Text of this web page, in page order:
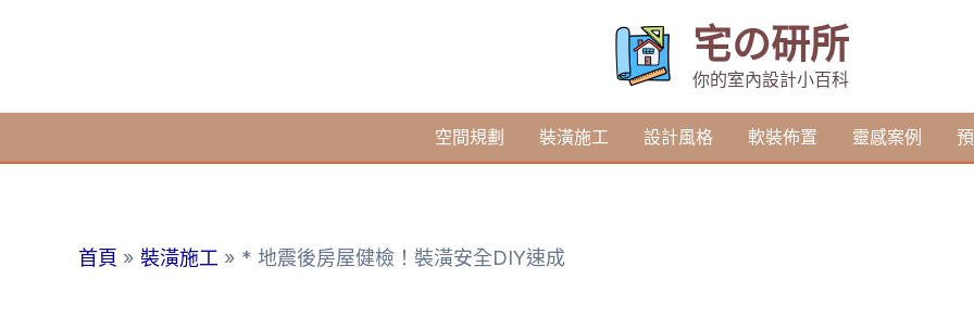
要
宅の研所
你的室內設計小百科
空間規劃 裝潢施工 設計風格 軟裝佈置 靈感案例
首頁 裝潢施工 * 地震後房屋健檢！裝潢安全DIY速成